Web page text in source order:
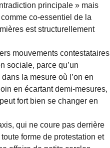
principale » mais
co-essentiel de la
est structurellement
mouvements contestataires
sociale, parce qu’un
la mesure où l’on en
en écartant demi-mesures,
fort bien se changer en
qui ne coure pas derrière
forme de protestation et